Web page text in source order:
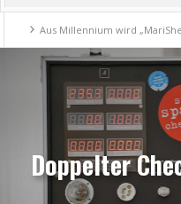
Aus Millennium wird „MariShe“
Doppelter